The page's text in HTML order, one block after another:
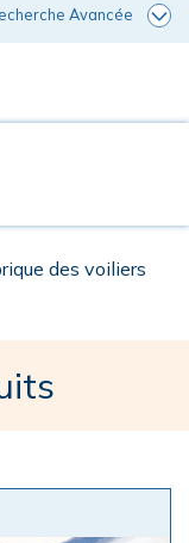
Avancée
des voiliers